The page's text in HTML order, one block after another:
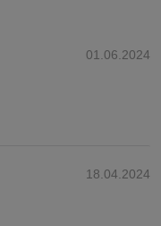
01.06.2024
18.04.2024